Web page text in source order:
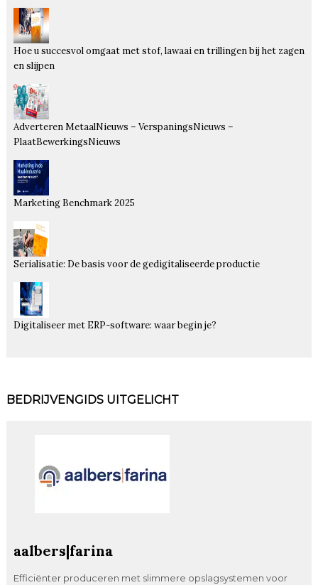
Hoe u succesvol omgaat met stof, lawaai en trillingen bij het zagen
en slijpen
Adverteren MetaalNieuws – VerspaningsNieuws –
PlaatBewerkingsNieuws
Marketing Benchmark 2025
Serialisatie: De basis voor de gedigitaliseerde productie
Digitaliseer met ERP-software: waar begin je?
BEDRIJVENGIDS UITGELICHT
aalbers|farina
Efficiënter produceren met slimmere opslagsystemen voor